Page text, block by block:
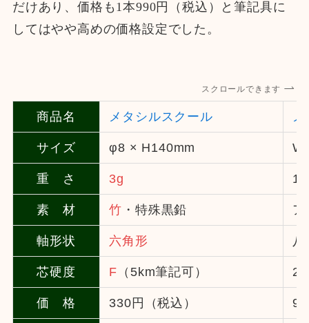
だけあり、価格も1本990円（税込）と筆記具に
してはやや高めの価格設定でした。
スクロールできます
商品名 メタシルスクール
サイズ φ8 × H140mm
重 さ 3g
素 材 竹 ・特殊黒鉛 ア
軸形状 六角形
芯硬度 F （5km筆記可）
価 格 330円（税込）